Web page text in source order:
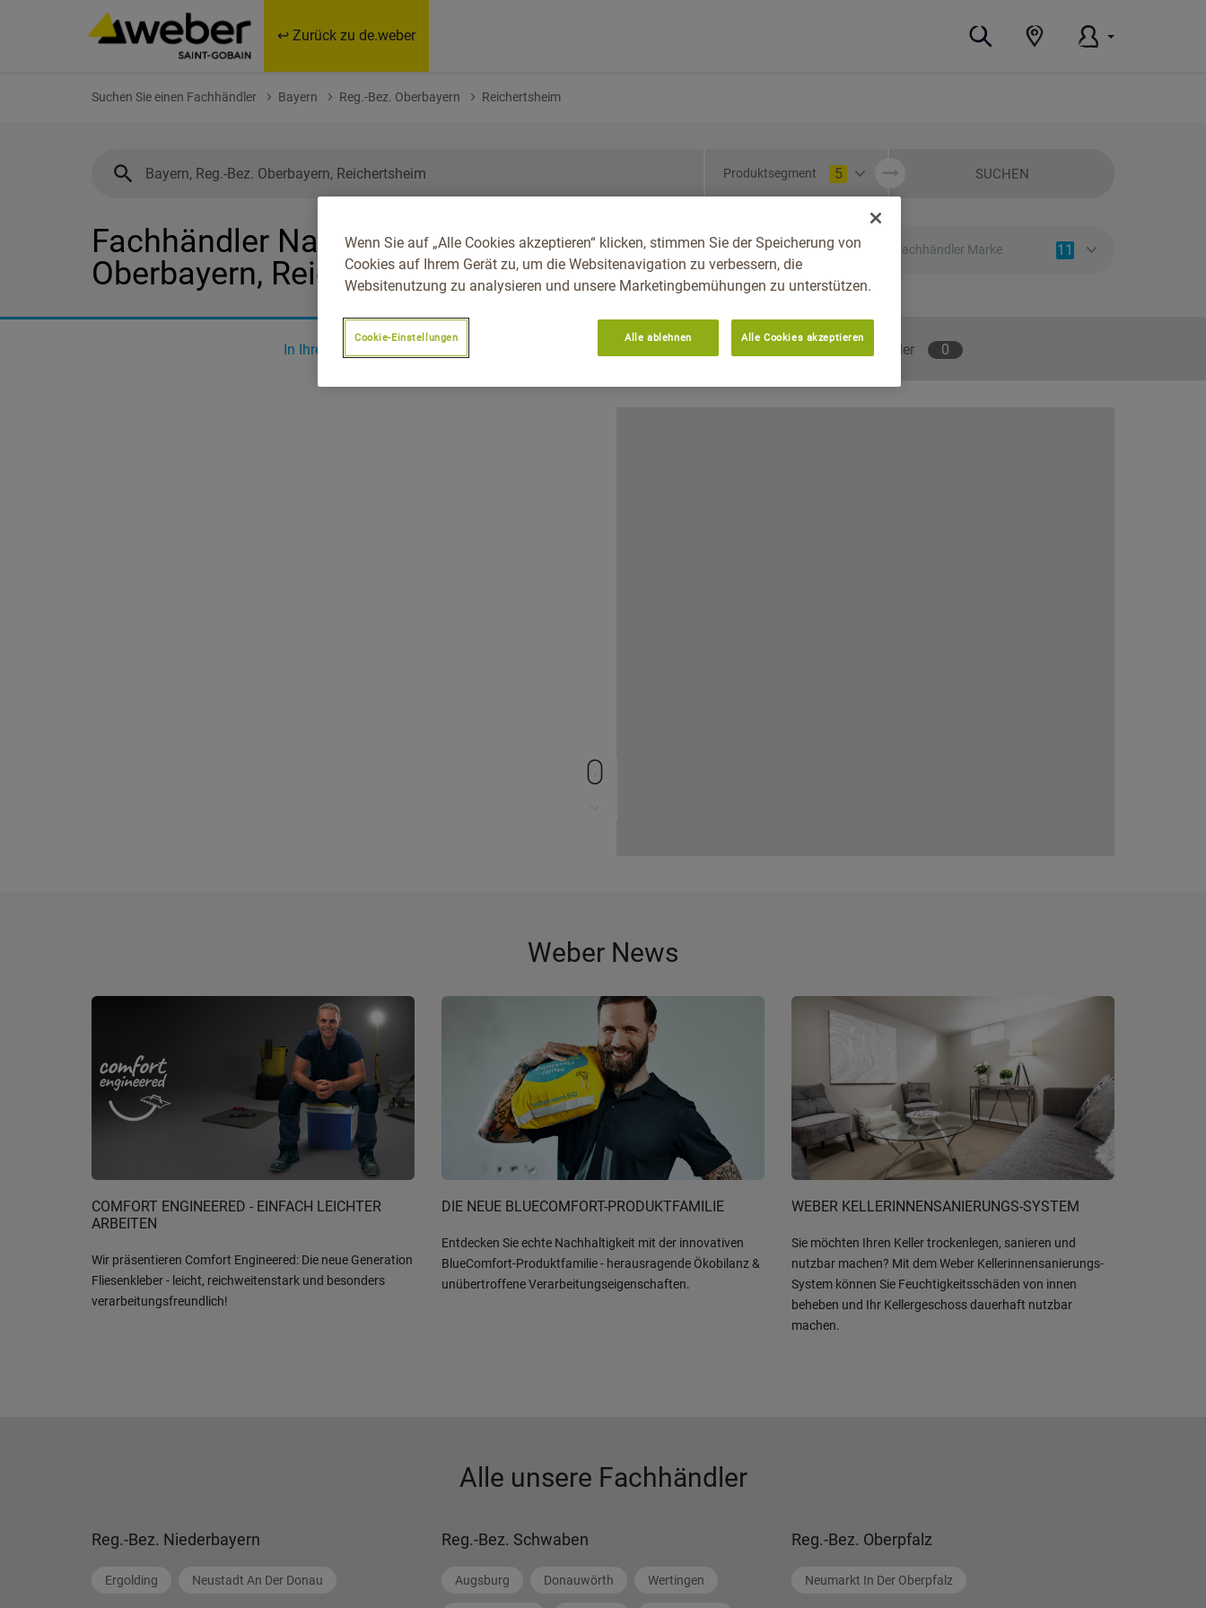
↩ Zurück zu de.weber
Suchen Sie einen Fachhändler Bayern Reg.-Bez. Oberbayern Reichertsheim
Produktsegment 5 SUCHEN
Fachhändler Nahe Bayern, Reg.-Bez.
Oberbayern, Reichertsheim
Fachhändler Marke 11
In Ihrer Nähe Empfohlene Fachhändler 0
Weber News
COMFORT ENGINEERED - EINFACH LEICHTER
ARBEITEN
Wir präsentieren Comfort Engineered: Die neue Generation
Fliesenkleber - leicht, reichweitenstark und besonders
verarbeitungsfreundlich!
DIE NEUE BLUECOMFORT-PRODUKTFAMILIE
Entdecken Sie echte Nachhaltigkeit mit der innovativen
BlueComfort-Produktfamilie - herausragende Ökobilanz &
unübertroffene Verarbeitungseigenschaften.
WEBER KELLERINNENSANIERUNGS-SYSTEM
Sie möchten Ihren Keller trockenlegen, sanieren und
nutzbar machen? Mit dem Weber Kellerinnensanierungs-
System können Sie Feuchtigkeitsschäden von innen
beheben und Ihr Kellergeschoss dauerhaft nutzbar
machen.
Alle unsere Fachhändler
Reg.-Bez. Niederbayern
Ergolding Neustadt An Der Donau
Reg.-Bez. Schwaben
Augsburg Donauwörth Wertingen
Reg.-Bez. Oberpfalz
Neumarkt In Der Oberpfalz
Wenn Sie auf „Alle Cookies akzeptieren“ klicken, stimmen Sie der Speicherung von
Cookies auf Ihrem Gerät zu, um die Websitenavigation zu verbessern, die
Websitenutzung zu analysieren und unsere Marketingbemühungen zu unterstützen.
Cookie-Einstellungen Alle ablehnen Alle Cookies akzeptieren